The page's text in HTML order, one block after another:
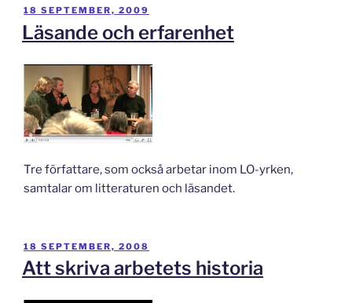
PUBLICERAT
18 SEPTEMBER, 2009
Läsande och erfarenhet
Tre författare, som också arbetar inom LO-yrken,
samtalar om litteraturen och läsandet.
PUBLICERAT
18 SEPTEMBER, 2008
Att skriva arbetets historia